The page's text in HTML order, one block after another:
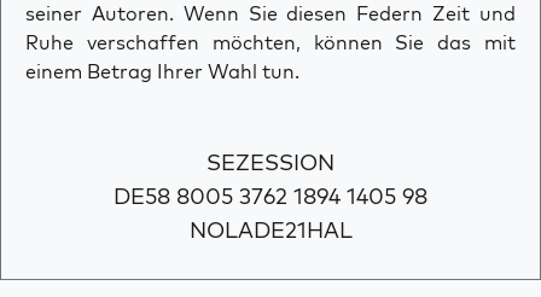
seiner Autoren. Wenn Sie diesen Federn Zeit und
Ruhe verschaffen möchten, können Sie das mit
einem Betrag Ihrer Wahl tun.
SEZESSION
DE58 8005 3762 1894 1405 98
NOLADE21HAL